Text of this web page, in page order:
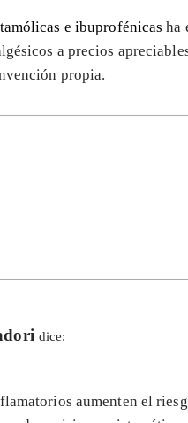
e ibuprofénicas ha
a precios
propia.
dice:
aumenten el